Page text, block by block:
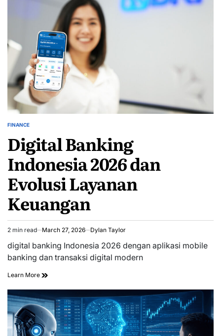
POSTED
FINANCE
Digital Banking
Indonesia 2026 dan
Evolusi Layanan
Keuangan
Estimated
read
time
2 min read March 27, 2026 Dylan Taylor
digital banking Indonesia 2026 dengan aplikasi mobile
banking dan transaksi digital modern
Learn More